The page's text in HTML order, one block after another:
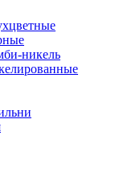
никель